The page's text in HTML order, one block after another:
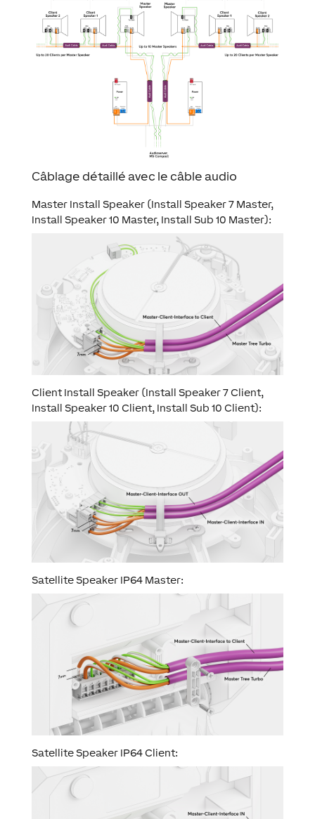
Câblage détaillé avec le câble audio
MasterInstall Speaker (Install Speaker 7 Master,
Install Speaker 10 Master, Install Sub 10 Master):
ClientInstall Speaker (Install Speaker 7 Client,
Install Speaker 10 Client, Install Sub 10 Client):
Satellite Speaker IP64 Master:
Satellite Speaker IP64 Client: